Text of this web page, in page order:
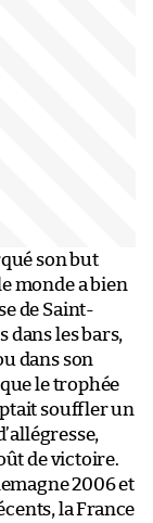
son but
monde a bien
de Saint-
dans les bars,
dans son
le trophée
souffler un
de victoire.
2006 et
la France